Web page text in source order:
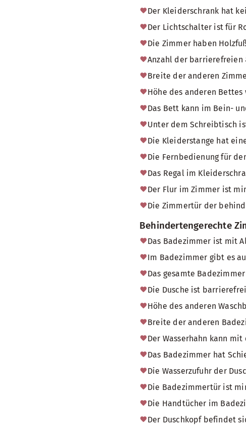
Der Kleiderschrank hat
Der Lichtschalter ist für
Die Zimmer haben
Anzahl der
Breite der anderen
Höhe des anderen
Das Bett kann im Bein-
Unter dem Schreibtisch
Die Kleiderstange hat
Die Fernbedienung für
Das Regal im
Der Flur im Zimmer ist
Die Zimmertür der
Behindertengerechte
Das Badezimmer ist mit
Im Badezimmer gibt es
Das gesamte
Die Dusche ist
Höhe des anderen
Breite der anderen
Der Wasserhahn kann
Das Badezimmer hat
Die Wasserzufuhr der
Die Badezimmertür ist
Die Handtücher im
Der Duschkopf befindet